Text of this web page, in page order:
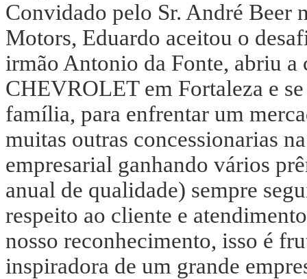
Convidado pelo Sr. André Beer
Motors, Eduardo aceitou o
irmão Antonio da Fonte, abriu
CHEVROLET em Fortaleza e
família, para enfrentar um
muitas outras concessionarias
empresarial ganhando vários
anual de qualidade) sempre
respeito ao cliente e
nosso reconhecimento, isso é
inspiradora de um grande